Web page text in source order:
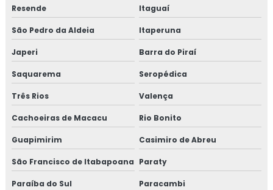
Isolamento de dutos de ar condicionado
Isolamento de tanques
Isolamento de turbinas
Isolamento industrial
Isolamento lã de rocha
Isolamento lã de rocha preço m2
Resende Itaguaí
São Pedro da Aldeia Itaperuna
Japeri Barra do Piraí
Saquarema Seropédica
Três Rios Valença
Cachoeiras de Macacu Rio Bonito
Guapimirim Casimiro de Abreu
São Francisco de Itabapoana Paraty
Paraíba do Sul Paracambi